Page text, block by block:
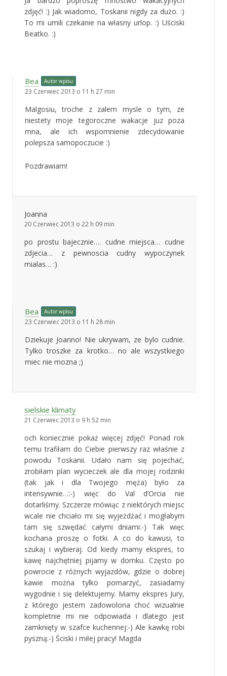
zdjęć! :) Jak wiadomo, Toskanii nigdy za dużo. :)
To mi umili czekanie na własny urlop. :) Uściski
Beatko. :)
Bea Autor wpisu
23 Czerwiec 2013 o 11 h 27 min
Malgosiu, troche z zalem mysle o tym, ze
niestety moje tegoroczne wakacje juz poza
mna, ale ich wspomnienie zdecydowanie
polepsza samopoczucie :)
Pozdrawiam!
Joanna
20 Czerwiec 2013 o 22 h 09 min
po prostu bajecznie…. cudne miejsca… cudne
zdjecia… z pewnoscia cudny wypoczynek
mialas… :)
Bea Autor wpisu
23 Czerwiec 2013 o 11 h 28 min
Dziekuje Joanno! Nie ukrywam, ze bylo cudnie.
Tylko troszke za krotko… no ale wszystkiego
miec nie mozna ;)
sielskie klimaty
21 Czerwiec 2013 o 9 h 52 min
och koniecznie pokaż więcej zdjęć! Ponad rok
temu trafiłam do Ciebie pierwszy raz właśnie z
powodu Toskanii. Udało nam się pojechać,
zrobiłam plan wycieczek ale dla mojej rodzinki
(tak jak i dla Twojego męża) było za
intensywnie…:-) więc do Val d’Orcia nie
dotarliśmy. Szczerze mówiąc z niektórych miejsc
wcale nie chciało mi się wyjeżdżać i mogłabym
tam się szwędać całymi dniami:-) Tak więc
kochana proszę o fotki. A co do kawusi, to
szukaj i wybieraj. Od kiedy mamy ekspres, to
kawę najchętniej pijamy w domku. Często po
powrocie z różnych wyjazdów, gdzie o dobrej
kawie można tylko pomarzyć, zasiadamy
wygodnie i się delektujemy. Mamy ekspres Jury,
z którego jestem zadowolona choć wizualnie
kompletnie mi nie odpowiada i dlatego jest
zamknięty w szafce kuchennej:-) Ale kawkę robi
pyszną:-) Ściski i miłej pracy! Magda